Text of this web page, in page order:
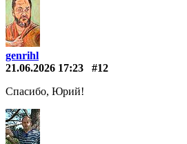
genrihl
21.06.2026 17:23
#12
Спасибо, Юрий!